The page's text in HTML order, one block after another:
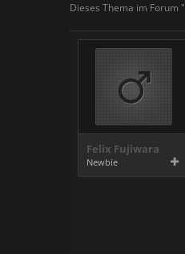
Dieses Thema im Forum "
Felix Fujiwara
Newbie